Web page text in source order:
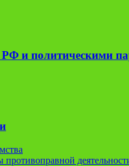
РФ и политическими